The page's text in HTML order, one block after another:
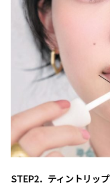
STEP2．ティントリッ